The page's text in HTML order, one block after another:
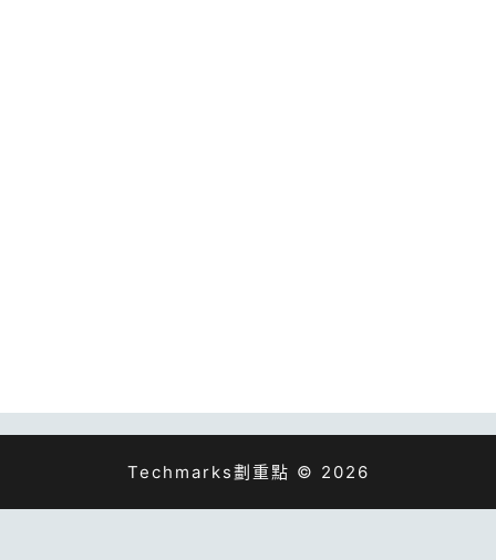
Techmarks劃重點 © 2026